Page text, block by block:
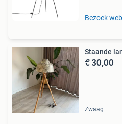
Bezoek
Staande
€ 30,00
Zwaag